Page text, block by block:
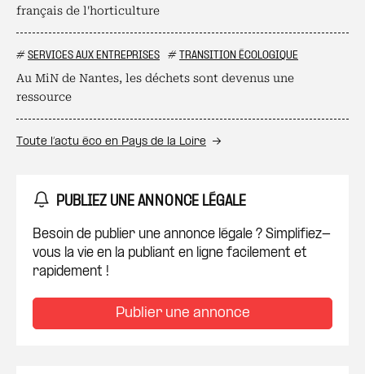
français de l'horticulture
# SERVICES AUX ENTREPRISES # TRANSITION ÉCOLOGIQUE
Au MiN de Nantes, les déchets sont devenus une
ressource
Toute l’actu éco en Pays de la Loire
PUBLIEZ UNE ANNONCE LÉGALE
Besoin de publier une annonce légale ? Simplifiez-
vous la vie en la publiant en ligne facilement et
rapidement !
Publier une annonce